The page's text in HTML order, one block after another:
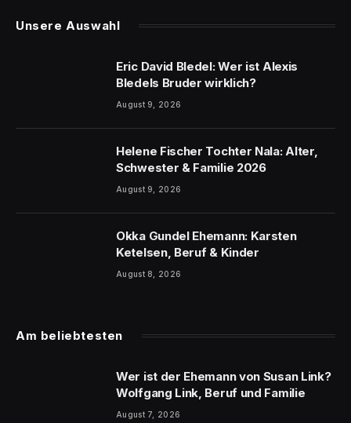
Unsere Auswahl
Eric David Bledel: Wer ist Alexis
Bledels Bruder wirklich?
August 9, 2026
Helene Fischer Tochter Nala: Alter,
Schwester & Familie 2026
August 9, 2026
Okka Gundel Ehemann: Karsten
Ketelsen, Beruf & Kinder
August 8, 2026
Am beliebtesten
Wer ist der Ehemann von Susan Link?
Wolfgang Link, Beruf und Familie
August 7, 2026